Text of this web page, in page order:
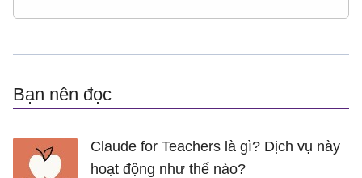
Bạn nên đọc
Claude for Teachers là gì? Dịch vụ này
hoạt động như thế nào?